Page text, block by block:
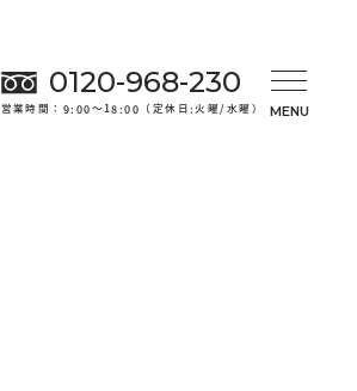
0120-968-230
営業時間：9:00～18:00（定休日:火曜/水曜）